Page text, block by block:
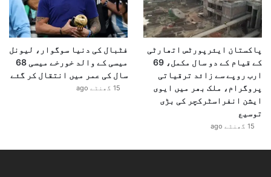
پاکستان ایئرپورٹس اتھارٹی
کے قیام کے دو سال مکمل، 69
ارب روپے سے زائد ترقیاتی
پروگرام، ملک بھر میں ایوی
ایشن انفراسٹرکچر کی بڑی
توسیع
15 گھنٹے ago
فٹبال کی دنیا سوگوار، لیونل
میسی کے والد خورخے میسی 68
سال کی عمر میں انتقال کر گئے
15 گھنٹے ago